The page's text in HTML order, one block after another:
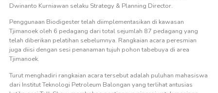
Dwinanto Kurniawan selaku Strategy & Planning Director.
Penggunaan Biodigester telah diimplementasikan di kawasan
Tjimanoek oleh 6 pedagang dari total sejumlah 87 pedagang yang
telah diberikan pelatihan sebelumnya. Rangkaian acara peresmian
juga diisi dengan sesi penanaman tujuh pohon tabebuya di area
Tjimanoek.
Turut menghadiri rangkaian acara tersebut adalah puluhan mahasiswa
dari Institut Teknologi Petroleum Balongan yang terlihat antusias